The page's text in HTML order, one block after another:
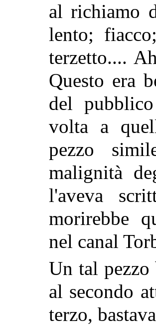
al richiamo
lento;
terzetto....
Questo era
del
volta a
pezzo
malignità
l'aveva
morirebbe
nel canal
Un tal pezzo
al secondo
terzo,